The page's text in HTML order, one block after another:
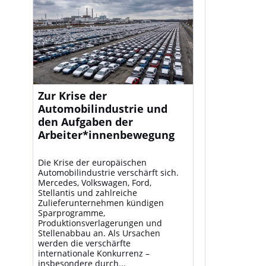
Zur Krise der
Automobilindustrie und
den Aufgaben der
Arbeiter*innenbewegung
Die Krise der europäischen
Automobilindustrie verschärft sich.
Mercedes, Volkswagen, Ford,
Stellantis und zahlreiche
Zulieferunternehmen kündigen
Sparprogramme,
Produktionsverlagerungen und
Stellenabbau an. Als Ursachen
werden die verschärfte
internationale Konkurrenz –
insbesondere durch...